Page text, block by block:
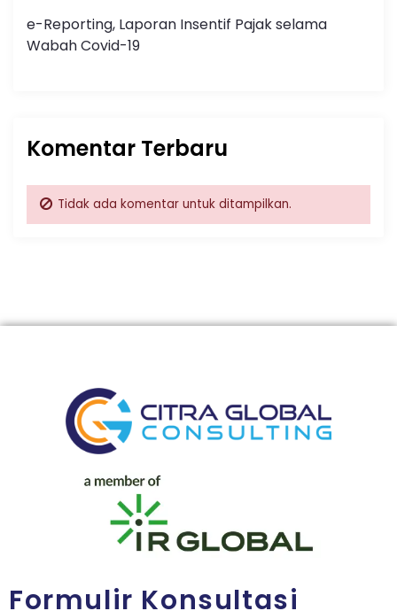
e-Reporting, Laporan Insentif Pajak selama
Wabah Covid-19
Komentar Terbaru
Tidak ada komentar untuk ditampilkan.
Formulir Konsultasi